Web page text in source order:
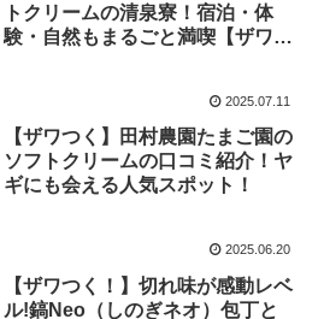
トクリームの清泉寮！宿泊・体
験・自然もまるごと満喫【ザワつ
2025.07.11
【ザワつく】田村農園たまご園の
ソフトクリームの口コミ紹介！ヤ
ギにも会える人気スポット！
2025.06.20
【ザワつく！】切れ味が感動レベ
ル!鎬Neo（しのぎネオ）包丁と